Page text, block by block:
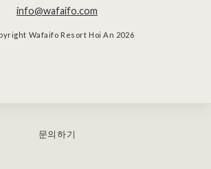
info@wafaifo.com
Wafaifo Resort Hoi An 2026
문의하기